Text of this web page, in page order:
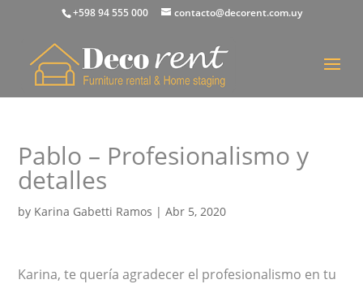
+598 94 555 000 contacto@decorent.com.uy
Pablo – Profesionalismo y
detalles
by Karina Gabetti Ramos |Abr 5, 2020
Karina, te quería agradecer el profesionalismo en tu